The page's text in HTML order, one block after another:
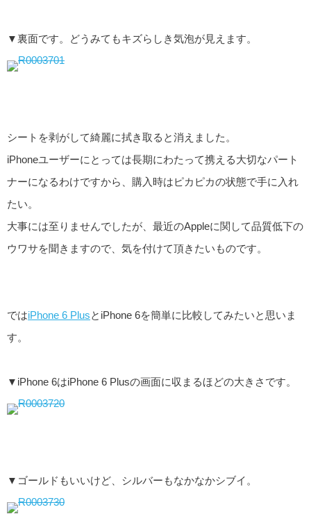
▼裏面です。どうみてもキズらしき気泡が見えます。
シートを剥がして綺麗に拭き取ると消えました。
iPhoneユーザーにとっては長期にわたって携える大切なパート
ナーになるわけですから、購入時はピカピカの状態で手に入れ
たい。
大事には至りませんでしたが、最近のAppleに関して品質低下の
ウワサを聞きますので、気を付けて頂きたいものです。
ではiPhone 6 PlusとiPhone 6を簡単に比較してみたいと思いま
す。
▼iPhone 6はiPhone 6 Plusの画面に収まるほどの大きさです。
▼ゴールドもいいけど、シルバーもなかなかシブイ。